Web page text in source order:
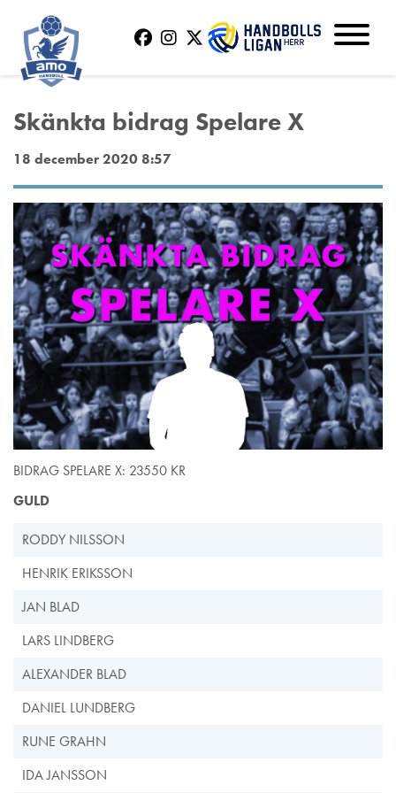
Skänkta bidrag Spelare X
18 december 2020 8:57
BIDRAG SPELARE X: 23550 KR
GULD
RODDY NILSSON
HENRIK ERIKSSON
JAN BLAD
LARS LINDBERG
ALEXANDER BLAD
DANIEL LUNDBERG
RUNE GRAHN
IDA JANSSON